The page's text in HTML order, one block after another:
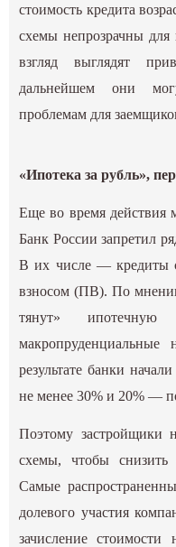
стоимость кредита
схемы непрозрачны для
взгляд выглядят
дальнейшем они
проблемам для
«Ипотека за рубль»,
Еще во время действия
Банк России запретил
В их числе — кредиты
взносом (ПВ). По
тянут» ипотечную
результате банки
не менее 30% и 20% —
Поэтому застройщики
схемы, чтобы снизить
Самые
долевого участия
зачисление